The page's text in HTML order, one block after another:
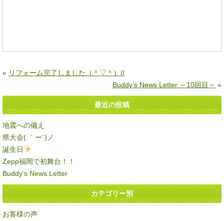
« リフォーム完了しました（＾▽＾）//
Buddy’s News Letter ～10回目～ »
最近の投稿
地震への備え
県大会( ｀ー´)ノ
誕生日
Zepp福岡で初舞台！！
Buddy’s News Letter
カテゴリー別
お客様の声